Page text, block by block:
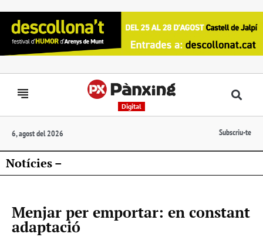
Digital
6, agost del 2026 Subscriu-te
Notícies –
Menjar per emportar: en constant
adaptació